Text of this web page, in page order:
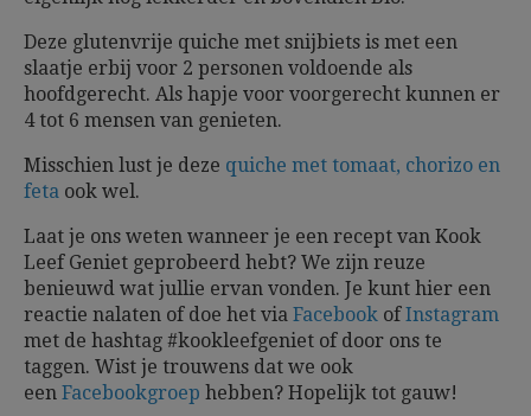
Deze glutenvrije quiche met snijbiets is met een
slaatje erbij voor 2 personen voldoende als
hoofdgerecht. Als hapje voor voorgerecht kunnen er
4 tot 6 mensen van genieten.
Misschien lust je deze quiche met tomaat, chorizo en
feta ook wel.
Laat je ons weten wanneer je een recept van Kook
Leef Geniet geprobeerd hebt? We zijn reuze
benieuwd wat jullie ervan vonden. Je kunt hier een
reactie nalaten of doe het via Facebook ofInstagram
met de hashtag #kookleefgeniet of door ons te
taggen. Wist je trouwens dat we ook
een Facebookgroep hebben? Hopelijk tot gauw!